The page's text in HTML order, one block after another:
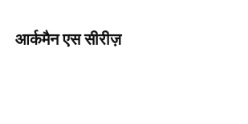
आर्कमैन एस सीरीज़